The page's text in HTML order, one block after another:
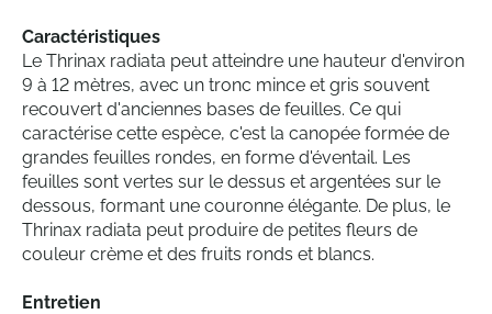
Caractéristiques
Le Thrinax radiata peut atteindre une hauteur d'environ
9 à 12 mètres, avec un tronc mince et gris souvent
recouvert d'anciennes bases de feuilles. Ce qui
caractérise cette espèce, c'est la canopée formée de
grandes feuilles rondes, en forme d'éventail. Les
feuilles sont vertes sur le dessus et argentées sur le
dessous, formant une couronne élégante. De plus, le
Thrinax radiata peut produire de petites fleurs de
couleur crème et des fruits ronds et blancs.
Entretien